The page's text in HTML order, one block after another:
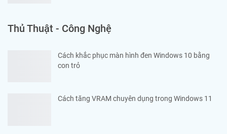
Thủ Thuật - Công Nghệ
Cách khắc phục màn hình đen Windows 10 bằng
con trỏ
Cách tăng VRAM chuyên dụng trong Windows 11